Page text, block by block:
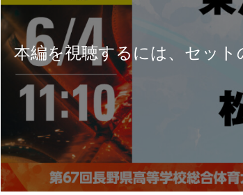
本編を視聴するには、セッ